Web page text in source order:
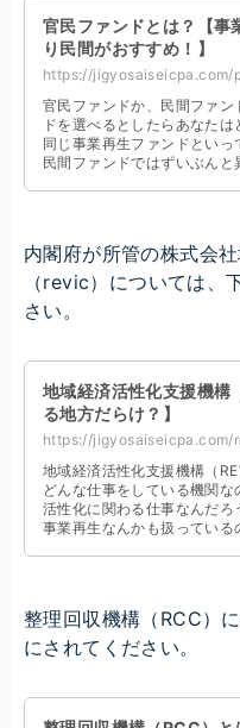
官民ファンドとは？【事
り民間がおすすめ！】
https://
官民ファンドか、民間ファン
ドを選べるとしたらあなた
同じ事業再生ファンドといっ
民間ファンドではずいぶんと
内閣府が所管の株式会
（revic）については、
さい。
地域経済活性化支援機構
る地方だらけ？】
https://jigyosaiseicpa.com/
地域経済活性化支援機構（
どんな仕事をしている機関
活性化に関わる仕事なんだ
事業再生なんかも扱っている
整理回収機構（RCC）
にされてください。